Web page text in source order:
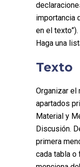
importancia
en el texto”).
Haga una
Texto
Organizar el
apartados
Material y
Discusión.
primera
cada tabla o